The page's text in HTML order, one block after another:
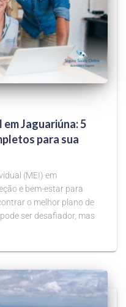
em Jaguariúna: 5
para sua
(MEI) em
e bem-estar para
o melhor plano de
ser desafiador, mas